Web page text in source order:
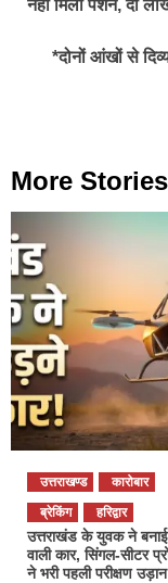
Reading
नहीं मिली पेंशन, दो
*दोनों आंखों से
More Stories
उत्तराखण्ड
कारोबार
ब्रेकिंग
हरिद्वार
उत्तराखंड के युवक ने
वाली कार, सिंगल-सीटर
ने भरी पहली परीक्षण उड़ान